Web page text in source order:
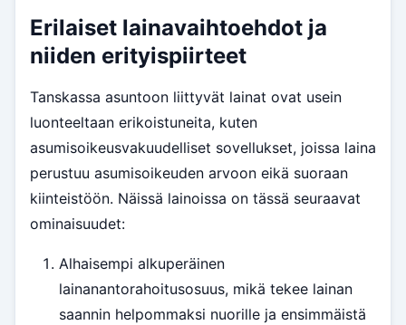
Erilaiset lainavaihtoehdot ja
niiden erityispiirteet
Tanskassa asuntoon liittyvät lainat ovat usein
luonteeltaan erikoistuneita, kuten
asumisoikeusvakuudelliset sovellukset, joissa laina
perustuu asumisoikeuden arvoon eikä suoraan
kiinteistöön. Näissä lainoissa on tässä seuraavat
ominaisuudet:
Alhaisempi alkuperäinen
lainanantorahoitusosuus, mikä tekee lainan
saannin helpommaksi nuorille ja ensimmäistä